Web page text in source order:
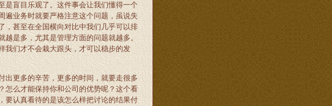
是盲目乐观了。这件事会让我们懂得一个
遍业务时就要严格注意这个问题，虽说失
，甚至在全国横向对比中我们几乎可以排
是多，尤其是管理方面的问题就越多。
我们才不会栽大跟头，才可以稳步的发
出更多的辛苦，更多的时间，就要走很多
怎么才能保持你和公司的优势呢？这个看
要认真看待的是该怎么样把讨论的结果付